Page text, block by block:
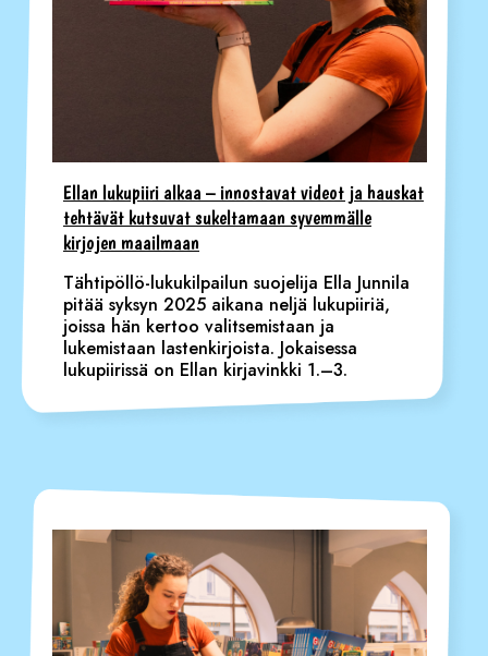
Ellan lukupiiri alkaa – innostavat videot ja hauskat
tehtävät kutsuvat sukeltamaan syvemmälle
kirjojen maailmaan
Tähtipöllö-lukukilpailun suojelija Ella Junnila
pitää syksyn 2025 aikana neljä lukupiiriä,
joissa hän kertoo valitsemistaan ja
lukemistaan lastenkirjoista. Jokaisessa
lukupiirissä on Ellan kirjavinkki 1.–3.